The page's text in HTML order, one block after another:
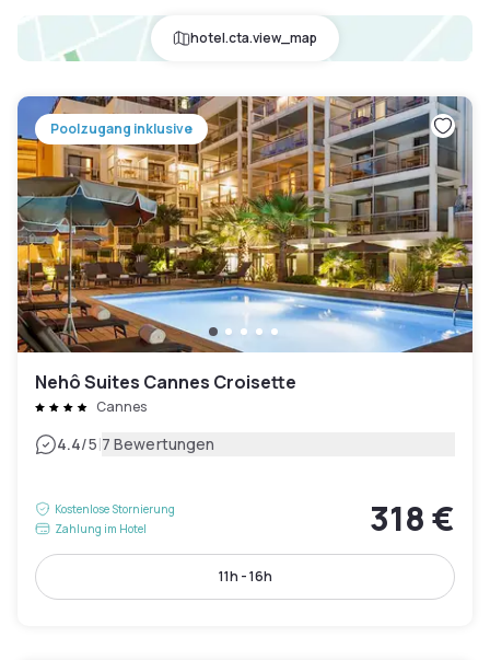
hotel.cta.view_map
Poolzugang inklusive
Nehô Suites Cannes Croisette
Cannes
4.4/5|7 Bewertungen
Kostenlose Stornierung
Zahlung im Hotel
318 €
11h - 16h